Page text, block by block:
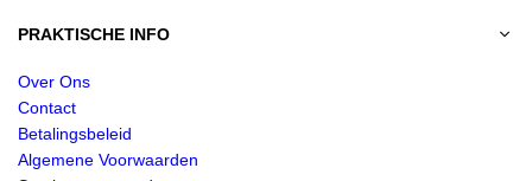
PRAKTISCHE INFO
Over Ons
Contact
Betalingsbeleid
Algemene Voorwaarden